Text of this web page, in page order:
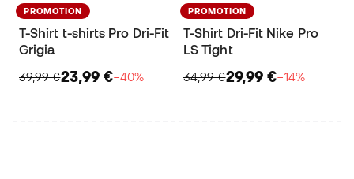
PROMOTION
T-Shirt t-shirts Pro Dri-Fit
Grigia
39,99 €23,99 €−40%
PROMOTION
T-Shirt Dri-Fit Nike Pro
LS Tight
34,99 €29,99 €−14%